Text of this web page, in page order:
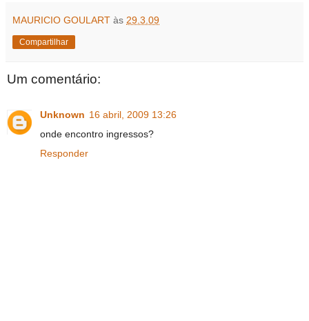
MAURICIO GOULART às 29.3.09
Compartilhar
Um comentário:
Unknown 16 abril, 2009 13:26
onde encontro ingressos?
Responder